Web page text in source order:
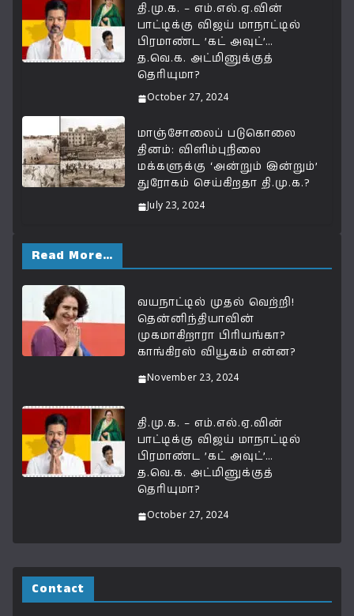
தி.மு.க. – எம்.எல்.ஏ.வின்
பாட்டிக்கு விஜய் மாநாட்டில்
பிரமாண்ட ’கட் அவுட்’…
த.வெ.க. அட்மினுக்குத்
தெரியுமா?
October 27, 2024
மாஞ்சோலைப் படுகொலை
தினம்: விளிம்புநிலை
மக்களுக்கு ‘அன்றும் இன்றும்’
துரோகம் செய்கிறதா தி.மு.க.?
July 23, 2024
Read More…
வயநாட்டில் முதல் வெற்றி!
தென்னிந்தியாவின்
முகமாகிறாரா பிரியங்கா?
காங்கிரஸ் வியூகம் என்ன?
November 23, 2024
தி.மு.க. – எம்.எல்.ஏ.வின்
பாட்டிக்கு விஜய் மாநாட்டில்
பிரமாண்ட ’கட் அவுட்’…
த.வெ.க. அட்மினுக்குத்
தெரியுமா?
October 27, 2024
Contact